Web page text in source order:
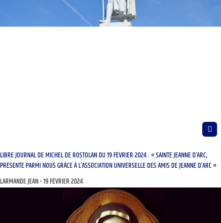
LIBRE JOURNAL DE MICHEL DE ROSTOLAN DU 19 FÉVRIER 2024 : « SAINTE JEANNE D’ARC,
PRÉSENTE PARMI NOUS GRÂCE À L’ASSOCIATION UNIVERSELLE DES AMIS DE JEANNE D’ARC »
LARMANDE JEAN 19 FÉVRIER 2024